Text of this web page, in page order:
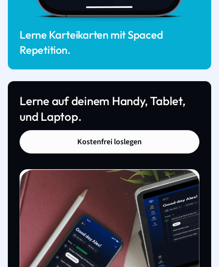
Lerne Karteikarten mit Spaced
Repetition.
Lerne auf deinem Handy, Tablet,
und Laptop.
Kostenfrei loslegen